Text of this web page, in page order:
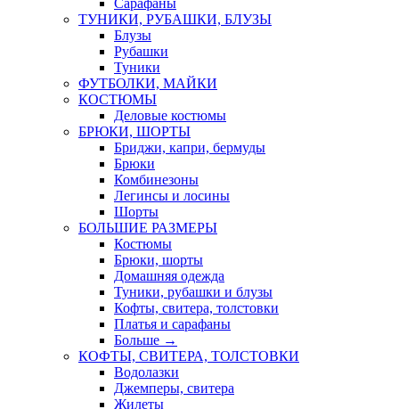
Сарафаны
ТУНИКИ, РУБАШКИ, БЛУЗЫ
Блузы
Рубашки
Туники
ФУТБОЛКИ, МАЙКИ
КОСТЮМЫ
Деловые костюмы
БРЮКИ, ШОРТЫ
Бриджи, капри, бермуды
Брюки
Комбинезоны
Легинсы и лосины
Шорты
БОЛЬШИЕ РАЗМЕРЫ
Костюмы
Брюки, шорты
Домашняя одежда
Туники, рубашки и блузы
Кофты, свитера, толстовки
Платья и сарафаны
Больше →
КОФТЫ, СВИТЕРА, ТОЛСТОВКИ
Водолазки
Джемперы, свитера
Жилеты